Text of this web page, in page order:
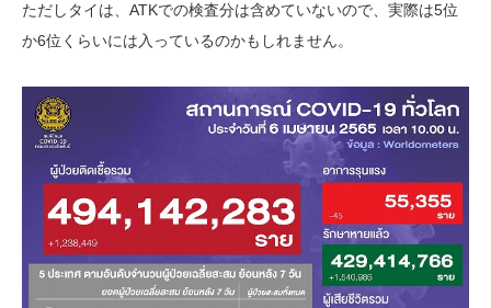
ただしタイは、ATKでの検査分は含めていないので、実際は5位
か6位くらいには入っているのかもしれません。